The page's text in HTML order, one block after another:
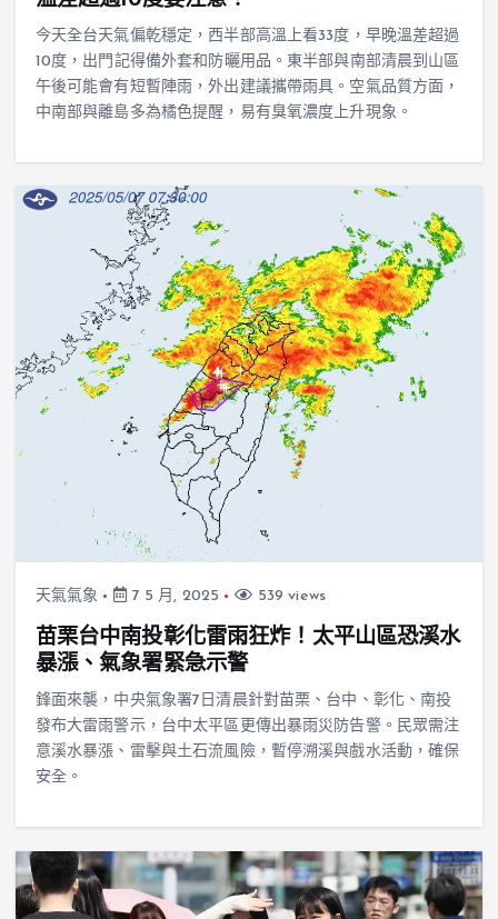
今天全台天氣偏乾穩定，西半部高溫上看33度，早晚溫差超過
10度，出門記得備外套和防曬用品。東半部與南部清晨到山區
午後可能會有短暫陣雨，外出建議攜帶雨具。空氣品質方面，
中南部與離島多為橘色提醒，易有臭氧濃度上升現象。
天氣氣象 7 5 月, 2025 539 views
苗栗台中南投彰化雷雨狂炸！太平山區恐溪水
暴漲、氣象署緊急示警
鋒面來襲，中央氣象署7日清晨針對苗栗、台中、彰化、南投
發布大雷雨警示，台中太平區更傳出暴雨災防告警。民眾需注
意溪水暴漲、雷擊與土石流風險，暫停溯溪與戲水活動，確保
安全。